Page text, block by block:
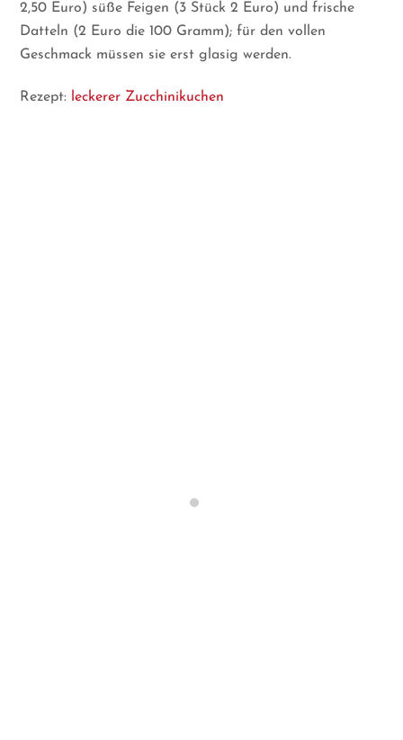
2,50 Euro) süße Feigen (3 Stück 2 Euro) und frische
Datteln (2 Euro die 100 Gramm); für den vollen
Geschmack müssen sie erst glasig werden.
Rezept: leckerer Zucchinikuchen